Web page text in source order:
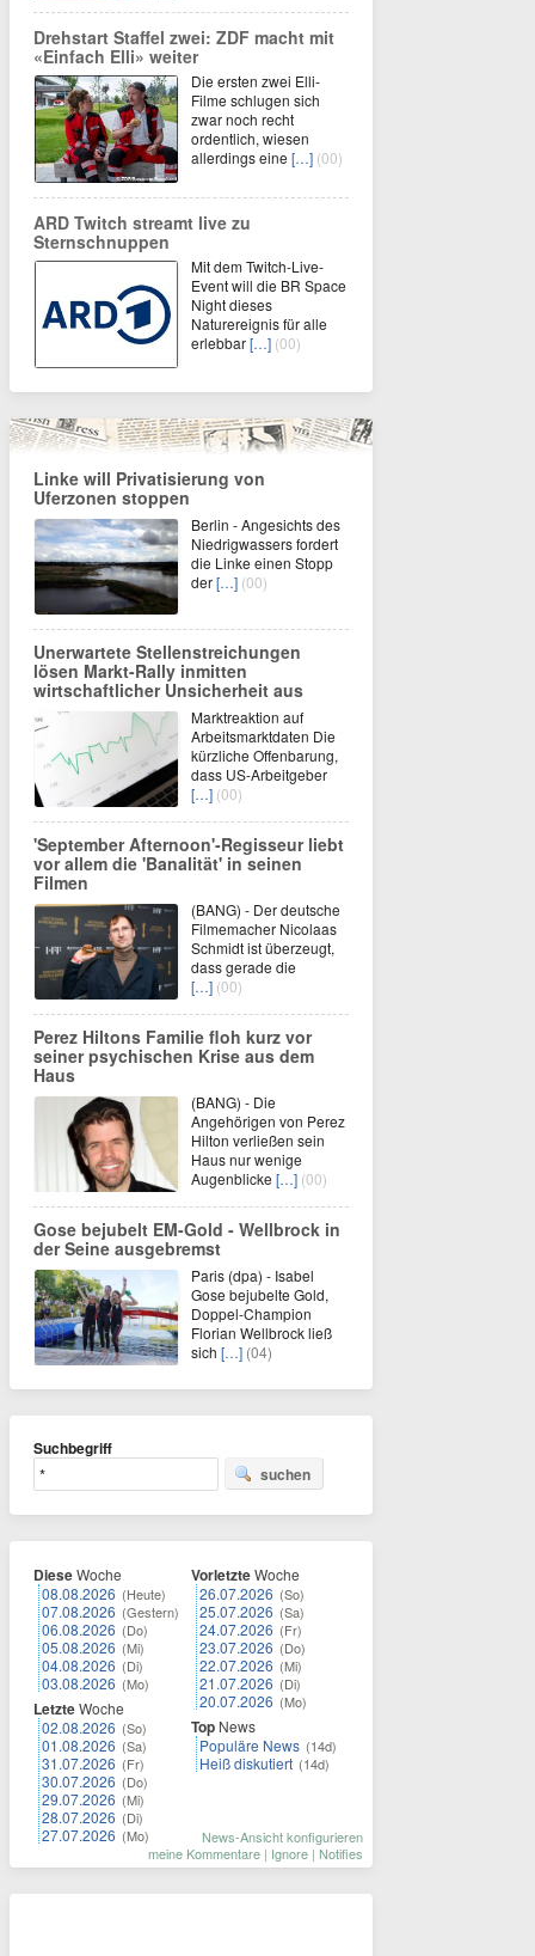
Drehstart Staffel zwei: ZDF macht mit
«Einfach Elli» weiter
Die ersten zwei Elli-
Filme schlugen sich
zwar noch recht
ordentlich, wiesen
allerdings eine […] (00)
ARD Twitch streamt live zu
Sternschnuppen
Mit dem Twitch-Live-
Event will die BR Space
Night dieses
Naturereignis für alle
erlebbar[…] (00)
Linke will Privatisierung von
Uferzonen stoppen
Berlin - Angesichts des
Niedrigwassers fordert
die Linke einen Stopp
der[…] (00)
Unerwartete Stellenstreichungen
lösen Markt-Rally inmitten
wirtschaftlicher Unsicherheit aus
Marktreaktion auf
Arbeitsmarktdaten Die
kürzliche Offenbarung,
dass US-Arbeitgeber
[…] (00)
'September Afternoon'-Regisseur liebt
vor allem die 'Banalität' in seinen
Filmen
(BANG) - Der deutsche
Filmemacher Nicolaas
Schmidt ist überzeugt,
dass gerade die
[…] (00)
Perez Hiltons Familie floh kurz vor
seiner psychischen Krise aus dem
Haus
(BANG) - Die
Angehörigen von Perez
Hilton verließen sein
Haus nur wenige
Augenblicke […] (00)
Gose bejubelt EM-Gold - Wellbrock in
der Seine ausgebremst
Paris (dpa) - Isabel
Gose bejubelte Gold,
Doppel-Champion
Florian Wellbrock ließ
sich […] (04)
Suchbegriff
suchen
DieseWoche
08.08.2026 (Heute)
07.08.2026 (Gestern)
06.08.2026 (Do)
05.08.2026 (Mi)
04.08.2026 (Di)
03.08.2026 (Mo)
LetzteWoche
02.08.2026 (So)
01.08.2026 (Sa)
31.07.2026 (Fr)
30.07.2026 (Do)
29.07.2026 (Mi)
28.07.2026 (Di)
27.07.2026 (Mo)
VorletzteWoche
26.07.2026 (So)
25.07.2026 (Sa)
24.07.2026 (Fr)
23.07.2026 (Do)
22.07.2026 (Mi)
21.07.2026 (Di)
20.07.2026 (Mo)
Top News
Populäre News (14d)
Heiß diskutiert (14d)
News-Ansicht konfigurieren
meine Kommentare | Ignore | Notifies